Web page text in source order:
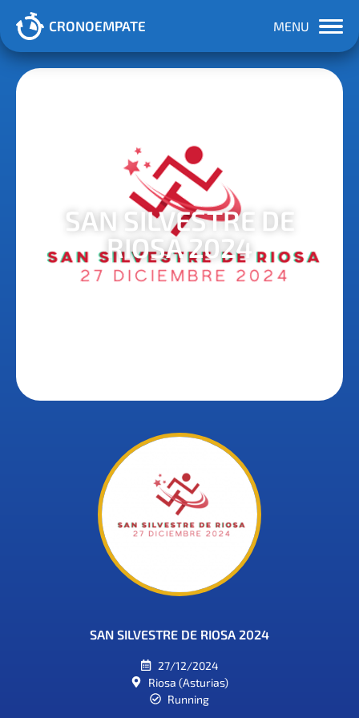
CRONOEMPATE MENU
SAN SILVESTRE DE
RIOSA 2024
SAN SILVESTRE DE RIOSA 2024
27/12/2024
Riosa (Asturias)
Running